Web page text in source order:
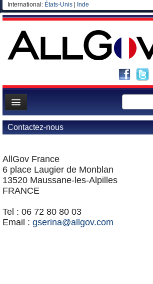
International: États-Unis Inde
Page d'accueil
Infos
Ministères/Directions
Blog
Contactez-nous
AllGov France
6 place Laugier de Monblan
13520 Maussane-les-Alpilles
FRANCE
Tel : 06 72 80 80 03
Email : gserina@allgov.com